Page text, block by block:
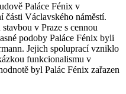
Paláce Fénix v
Václavského náměstí.
v Praze s cennou
podoby Paláce Fénix byli
Jejich spoluprací vzniklo
funkcionalismu v
byl Palác Fénix zařazen